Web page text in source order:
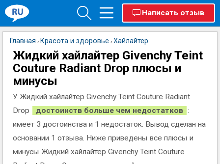
Написать отзыв
Главная › Красота и здоровье › Хайлайтер
Жидкий хайлайтер Givenchy Teint
Couture Radiant Drop плюсы и
минусы
У Жидкий хайлайтер Givenchy Teint Couture Radiant
Drop
достоинств больше чем недостатков :
имеет 3 достоинства и 1 недостаток. Вывод сделан на
основании 1 отзыва. Ниже приведены все плюсы и
минусы Жидкий хайлайтер Givenchy Teint Couture